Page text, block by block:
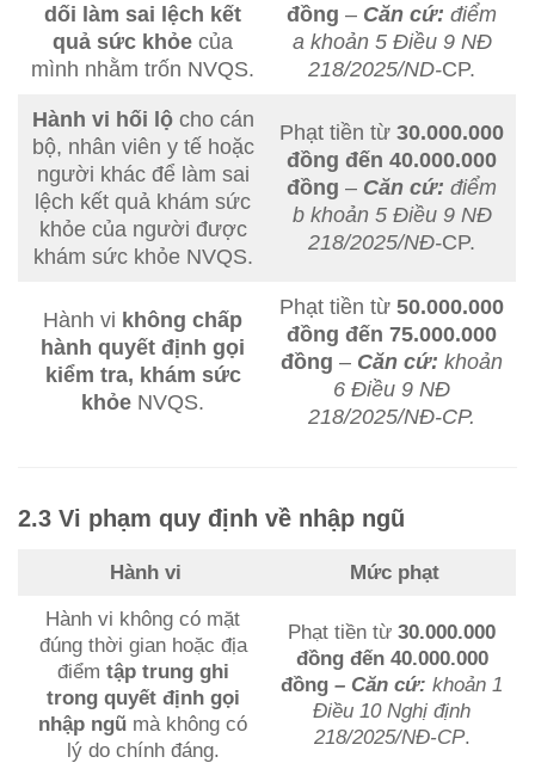
dối làm sai lệch kết
quả sức khỏe của
mình nhằm trốn NVQS.
đồng – Căn cứ: điểm
a khoản 5 Điều 9 NĐ
218/2025/ND-CP.
Hành vi hối lộ cho cán
bộ, nhân viên y tế hoặc
người khác để làm sai
lệch kết quả khám sức
khỏe của người được
khám sức khỏe NVQS.
Phạt tiền từ 30.000.000
đồng đến 40.000.000
đồng – Căn cứ: điểm
b khoản 5 Điều 9 NĐ
218/2025/NĐ-CP.
Hành vi không chấp
hành quyết định gọi
kiểm tra, khám sức
khỏe NVQS.
Phạt tiền từ 50.000.000
đồng đến 75.000.000
đồng – Căn cứ: khoản
6 Điều 9 NĐ
218/2025/NĐ-CP.
2.3 Vi phạm quy định về nhập ngũ
Hành vi Mức phạt
Hành vi không có mặt
đúng thời gian hoặc địa
điểm tập trung ghi
trong quyết định gọi
nhập ngũ mà không có
lý do chính đáng.
Phạt tiền từ 30.000.000
đồng đến 40.000.000
đồng – Căn cứ: khoản 1
Điều 10 Nghị định
218/2025/NĐ-CP.